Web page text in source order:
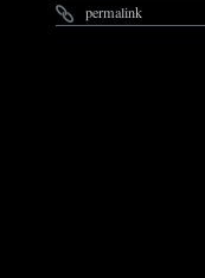
permalink